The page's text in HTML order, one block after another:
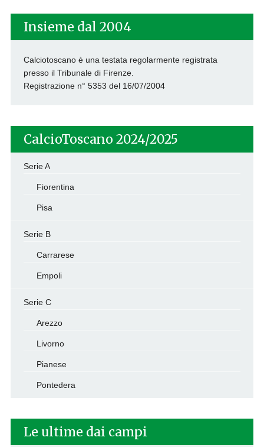
Insieme dal 2004
Calciotoscano è una testata regolarmente registrata
presso il Tribunale di Firenze.
Registrazione n° 5353 del 16/07/2004
CalcioToscano 2024/2025
Serie A
Fiorentina
Pisa
Serie B
Carrarese
Empoli
Serie C
Arezzo
Livorno
Pianese
Pontedera
Le ultime dai campi